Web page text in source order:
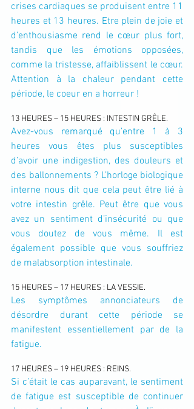
crises cardiaques se produisent entre 11
heures et 13 heures. Etre plein de joie et
d’enthousiasme rend le cœur plus fort,
tandis que les émotions opposées,
comme la tristesse, affaiblissent le cœur.
Attention à la chaleur pendant cette
période, le coeur en a horreur !
13 HEURES – 15 HEURES : INTESTIN GRÊLE.
Avez-vous remarqué qu’entre 1 à 3
heures vous êtes plus susceptibles
d’avoir une indigestion, des douleurs et
des ballonnements ? L’horloge biologique
interne nous dit que cela peut être lié à
votre intestin grêle. Peut être que vous
avez un sentiment d’insécurité ou que
vous doutez de vous même. Il est
également possible que vous souffriez
de malabsorption intestinale.
15 HEURES – 17 HEURES : LA VESSIE.
Les symptômes annonciateurs de
désordre durant cette période se
manifestent essentiellement par de la
fatigue.
17 HEURES – 19 HEURES : REINS.
Si c’était le cas auparavant, le sentiment
de fatigue est susceptible de continuer